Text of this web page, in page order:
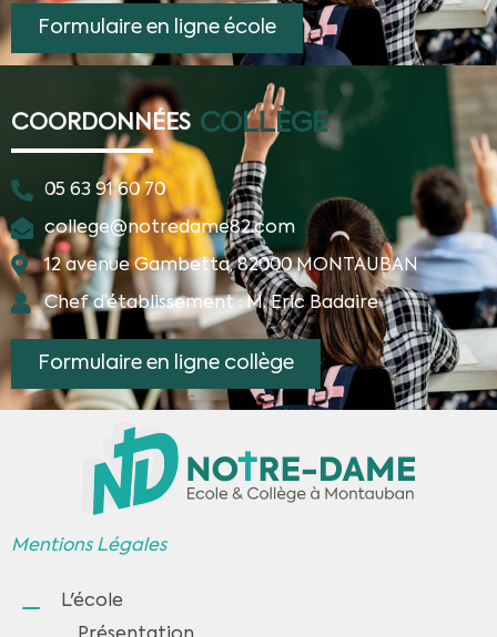
Formulaire en ligne école
COORDONNÉES COLLÈGE
05 63 91 60 70
college@notredame82.com
12 avenue Gambetta, 82000 MONTAUBAN
Chef d’établissement : M. Eric Badaire
Formulaire en ligne collège
Mentions Légales
L'école